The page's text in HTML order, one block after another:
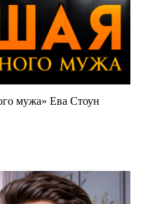
мужа» Ева Стоун